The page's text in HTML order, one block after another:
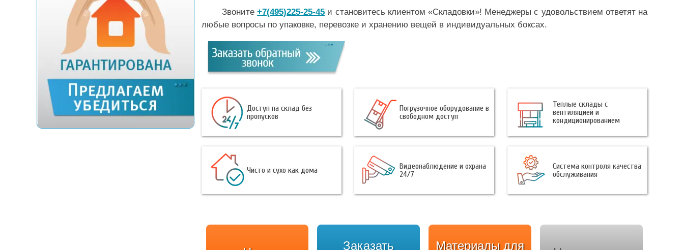
Звоните+7(495)225-25-45 и становитесь клиентом «Складовки»! Менеджеры с удовольствием ответят на
любые вопросы по упаковке, перевозке и хранению вещей в индивидуальных боксах.
Доступ на склад без
пропусков
Погрузочное оборудование в
свободном доступ
Теплые склады с
вентиляцией и
кондиционированием
Чисто и сухо как дома
Видеонаблюдение и охрана
24/7
Система контроля качества
обслуживания
Заказать
Материалы для